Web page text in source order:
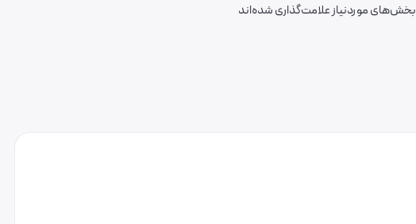
بخش‌های موردنیاز علامت‌گذاری شده‌اند